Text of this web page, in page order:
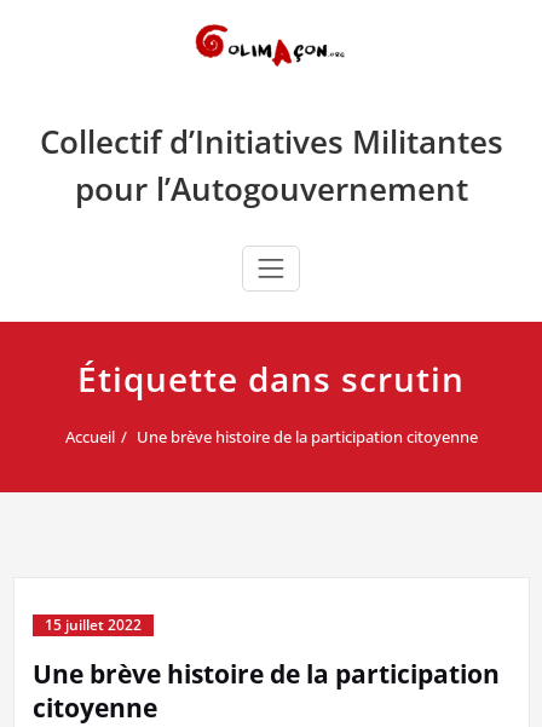
Collectif d’Initiatives Militantes
pour l’Autogouvernement
Étiquette dans scrutin
Accueil Une brève histoire de la participation citoyenne
15 juillet 2022
Une brève histoire de la participation
citoyenne